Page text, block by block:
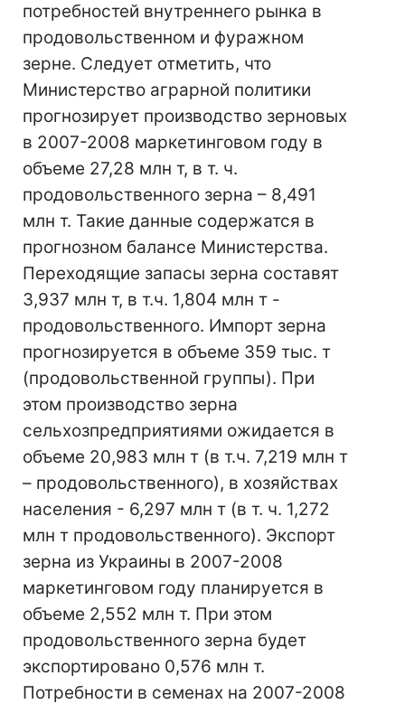
потребностей внутреннего рынка в
продовольственном и фуражном
зерне. Следует отметить, что
Министерство аграрной политики
прогнозирует производство зерновых
в 2007-2008 маркетинговом году в
объеме 27,28 млн т, в т. ч.
продовольственного зерна – 8,491
млн т. Такие данные содержатся в
прогнозном балансе Министерства.
Переходящие запасы зерна составят
3,937 млн т, в т.ч. 1,804 млн т -
продовольственного. Импорт зерна
прогнозируется в объеме 359 тыс. т
(продовольственной группы). При
этом производство зерна
сельхозпредприятиями ожидается в
объеме 20,983 млн т (в т.ч. 7,219 млн т
– продовольственного), в хозяйствах
населения - 6,297 млн т (в т. ч. 1,272
млн т продовольственного). Экспорт
зерна из Украины в 2007-2008
маркетинговом году планируется в
объеме 2,552 млн т. При этом
продовольственного зерна будет
экспортировано 0,576 млн т.
Потребности в семенах на 2007-2008